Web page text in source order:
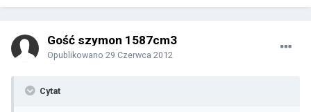
Gość szymon 1587cm3
Opublikowano 29 Czerwca 2012
Cytat